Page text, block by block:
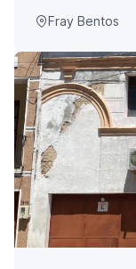
Fray Bentos